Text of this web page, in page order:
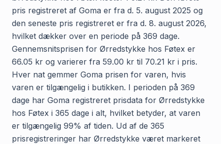
pris registreret af Goma er fra d. 5. august 2025 og
den seneste pris registreret er fra d. 8. august 2026,
hvilket dækker over en periode på 369 dage.
Gennemsnitsprisen for Ørredstykke hos Føtex er
66.05 kr og varierer fra 59.00 kr til 70.21 kr i pris.
Hver nat gemmer Goma prisen for varen, hvis
varen er tilgængelig i butikken. I perioden på 369
dage har Goma registreret prisdata for Ørredstykke
hos Føtex i 365 dage i alt, hvilket betyder, at varen
er tilgængelig 99% af tiden. Ud af de 365
prisregistreringer har Ørredstykke været markeret